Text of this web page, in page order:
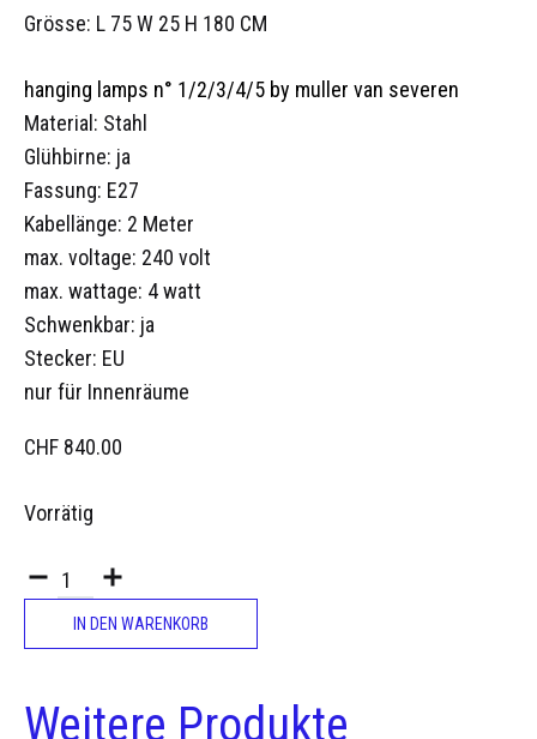
Grösse: L 75 W 25 H 180 CM
hanging lamps n° 1/2/3/4/5 by muller van severen
Material: Stahl
Glühbirne: ja
Fassung: E27
Kabellänge: 2 Meter
max. voltage: 240 volt
max. wattage: 4 watt
Schwenkbar: ja
Stecker: EU
nur für Innenräume
CHF 840.00
Vorrätig
Quantity
IN DEN WARENKORB
Weitere Produkte